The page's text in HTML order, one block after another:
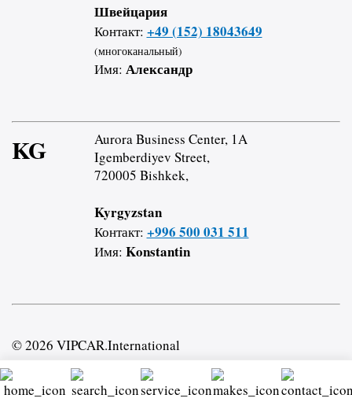
Швейцария
Контакт: +49 (152) 18043649
(многоканальный)
Имя: Александр
KG
Aurora Business Center, 1A
Igemberdiyev Street,
720005 Bishkek,
Kyrgyzstan
Контакт: +996 500 031 511
Имя: Konstantin
© 2026 VIPCAR.International